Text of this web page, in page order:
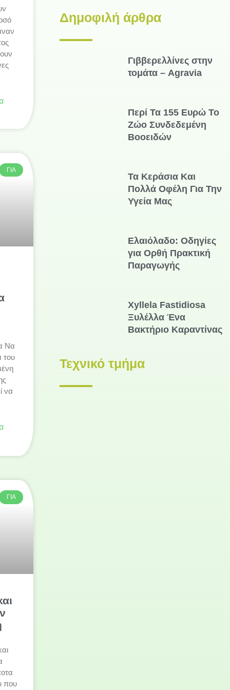
ΓΙΑ
Να
του
να
ΓΙΑ
που
Δημοφιλή άρθρα
Γιββερελλίνες στην
τομάτα – Agravia
Περί Τα 155 Ευρώ Το
Ζώο Συνδεδεμένη
Βοοειδών
Τα Κεράσια Και
Πολλά Οφέλη Για Την
Υγεία Μας
Ελαιόλαδο: Οδηγίες
για Ορθή Πρακτική
Παραγωγής
Xyllela Fastidiosa
Ξυλέλλα Ένα
Βακτήριο Καραντίνας
Τεχνικό τμήμα